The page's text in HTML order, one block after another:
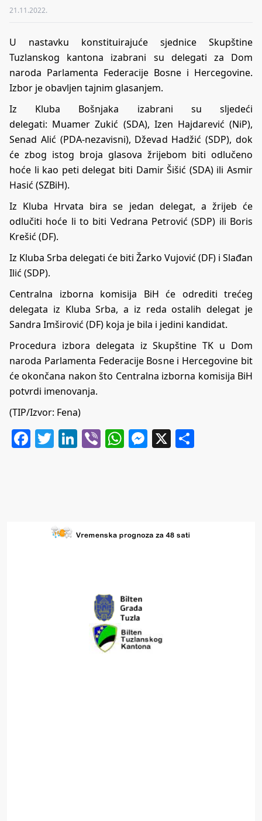
21.11.2022.
U nastavku konstituirajuće sjednice Skupštine
Tuzlanskog kantona izabrani su delegati za Dom
naroda Parlamenta Federacije Bosne i Hercegovine.
Izbor je obavljen tajnim glasanjem.
Iz Kluba Bošnjaka izabrani su sljedeći
delegati: Muamer Zukić (SDA), Izen Hajdarević (NiP),
Senad Alić (PDA-nezavisni), Dževad Hadžić (SDP), dok
će zbog istog broja glasova žrijebom biti odlučeno
hoće li kao peti delegat biti Damir Šišić (SDA) ili Asmir
Hasić (SZBiH).
Iz Kluba Hrvata bira se jedan delegat, a žrijeb će
odlučiti hoće li to biti Vedrana Petrović (SDP) ili Boris
Krešić (DF).
Iz Kluba Srba delegati će biti Žarko Vujović (DF) i Slađan
Ilić (SDP).
Centralna izborna komisija BiH će odrediti trećeg
delegata iz Kluba Srba, a iz reda ostalih delegat je
Sandra Imširović (DF) koja je bila i jedini kandidat.
Procedura izbora delegata iz Skupštine TK u Dom
naroda Parlamenta Federacije Bosne i Hercegovine bit
će okončana nakon što Centralna izborna komisija BiH
potvrdi imenovanja.
(TIP/Izvor: Fena)
Facebook
Twitter
LinkedIn
ViberWhatsApp
Messenger
X